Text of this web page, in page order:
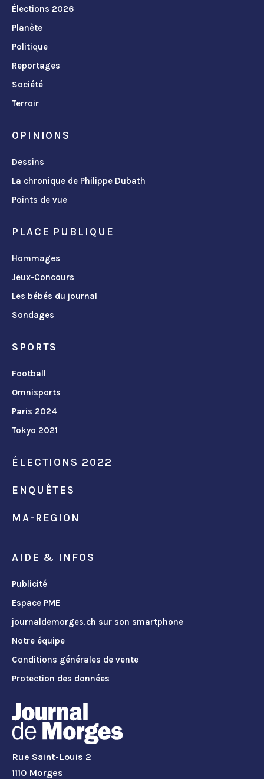
Élections 2026
Planète
Politique
Reportages
Société
Terroir
OPINIONS
Dessins
La chronique de Philippe Dubath
Points de vue
PLACE PUBLIQUE
Hommages
Jeux-Concours
Les bébés du journal
Sondages
SPORTS
Football
Omnisports
Paris 2024
Tokyo 2021
ÉLECTIONS 2022
ENQUÊTES
MA-REGION
AIDE & INFOS
Publicité
Espace PME
journaldemorges.ch sur son smartphone
Notre équipe
Conditions générales de vente
Protection des données
Rue Saint-Louis 2
1110 Morges